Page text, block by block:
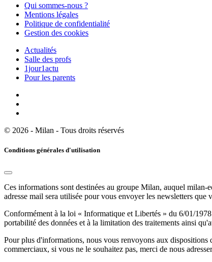
Qui sommes-nous ?
Mentions légales
Politique de confidentialité
Gestion des cookies
Actualités
Salle des profs
1jour1actu
Pour les parents
© 2026 - Milan - Tous droits réservés
Conditions générales d'utilisation
Ces informations sont destinées au groupe Milan, auquel milan-
adresse mail sera utilisée pour vous envoyer les newsletters
Conformément à la loi « Informatique et Libertés » du 6/01/
portabilité des données et à la limitation des traitements ainsi
Pour plus d'informations, nous vous renvoyons aux dispositions
commerciaux, si vous ne le souhaitez pas, merci de nous